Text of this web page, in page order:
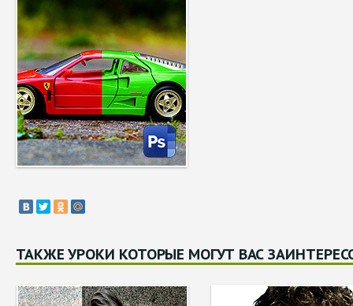
ТАКЖЕ УРОКИ КОТОРЫЕ МОГУТ ВАС